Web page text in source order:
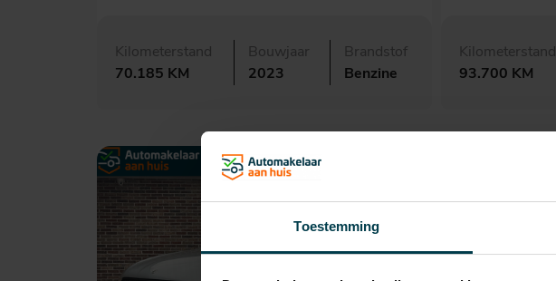
Toestemming
Kilometerstand
70.185 KM
Bouwjaar
2023
Brandstof
Benzine
Kilometerstand
93.700 KM